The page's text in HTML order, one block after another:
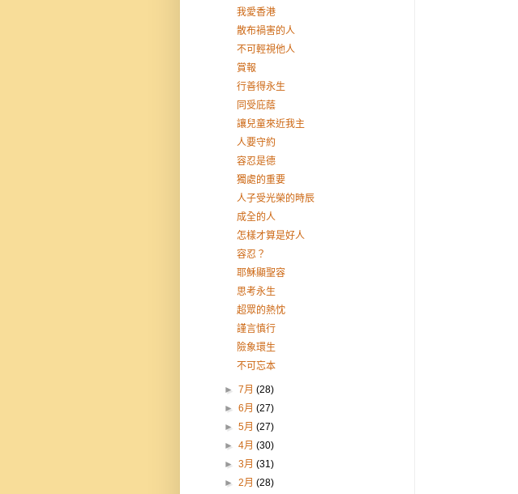
我愛香港
散布禍害的人
不可輕視他人
賞報
行善得永生
同受庇蔭
讓兒童來近我主
人要守約
容忍是德
獨處的重要
人子受光榮的時辰
成全的人
怎樣才算是好人
容忍？
耶穌顯聖容
思考永生
超眾的熱忱
謹言慎行
險象環生
不可忘本
►7月(28)
►6月(27)
►5月(27)
►4月(30)
►3月(31)
►2月(28)